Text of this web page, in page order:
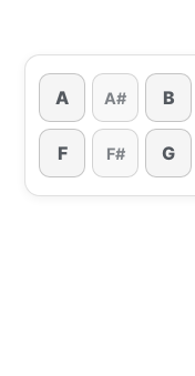
A A# B
F F# G